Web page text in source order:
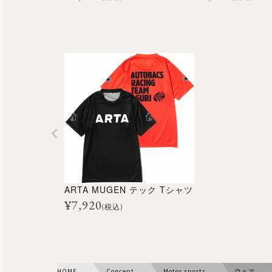
ARTA MUGEN テック Tシャツ
¥7,920(税込)